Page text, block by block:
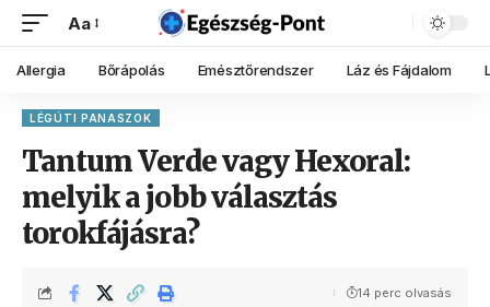
Aa
Allergia Bőrápolás Emésztőrendszer Láz és Fájdalom
LÉGÚTI PANASZOK
Tantum Verde vagy Hexoral:
melyik a jobb választás
torokfájásra?
14 perc olvasás